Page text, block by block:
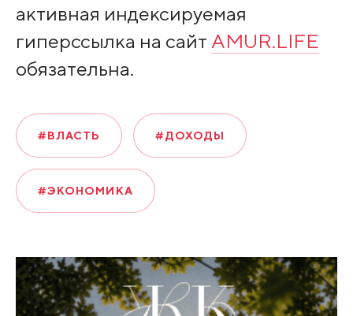
активная индексируемая
гиперссылка на сайт AMUR.LIFE
обязательна.
#ВЛАСТЬ #ДОХОДЫ
#ЭКОНОМИКА